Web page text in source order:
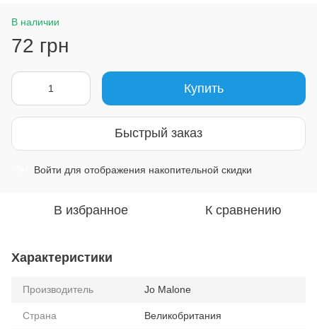
В наличии
72 грн
Купить
Быстрый заказ
Войти для отображения накопительной скидки
В избранное К сравнению
Характеристики
Производитель Jo Malone
Страна Великобритания